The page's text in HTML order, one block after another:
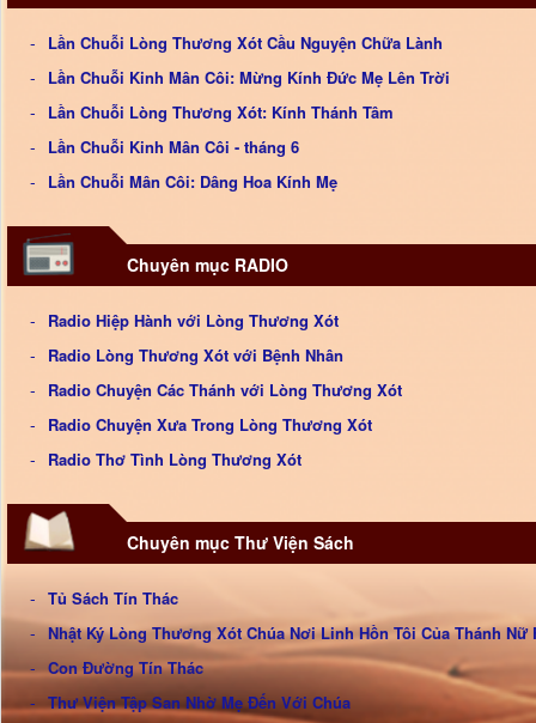
Lần Chuỗi Lòng Thương Xót Cầu Nguyện Chữa Lành
Lần Chuỗi Kinh Mân Côi: Mừng Kính Đức Mẹ Lên Trời
Lần Chuỗi Lòng Thương Xót: Kính Thánh Tâm
Lần Chuỗi Kinh Mân Côi - tháng 6
Lần Chuỗi Mân Côi: Dâng Hoa Kính Mẹ
Chuyên mục RADIO
Radio Hiệp Hành với Lòng Thương Xót
Radio Lòng Thương Xót với Bệnh Nhân
Radio Chuyện Các Thánh với Lòng Thương Xót
Radio Chuyện Xưa Trong Lòng Thương Xót
Radio Thơ Tình Lòng Thương Xót
Chuyên mục Thư Viện Sách
Tủ Sách Tín Thác
Nhật Ký Lòng Thương Xót Chúa Nơi Linh Hồn Tôi Của Thánh Nữ
Con Đường Tín Thác
Thư Viện Tập San Nhờ Mẹ Đến Với Chúa